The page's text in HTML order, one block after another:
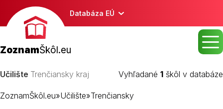
Databáza EÚ
ZoznamŠkôl.eu
Učilište Trenčiansky kraj Vyhľadané 1 škôl v databáze
ZoznamŠkôl.eu»Učilište»Trenčiansky